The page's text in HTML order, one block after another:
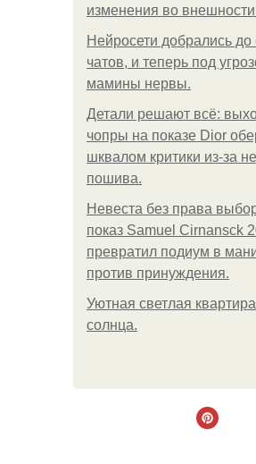
изменения во
Нейросети добрались
чатов, и теперь под
мамины нервы.
Детали решают всё:
чопры на показе Dior
шквалом критики из-за
пошива.
Невеста без права
показ Samuel Cirnansck
превратил подиум в
против принуждения.
Уютная светлая
солнца.